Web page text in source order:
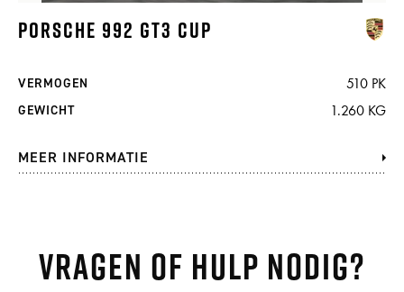
PORSCHE 992 GT3 CUP
VERMOGEN 510 PK
GEWICHT 1.260 KG
MEER INFORMATIE
Vragen of hulp nodig?